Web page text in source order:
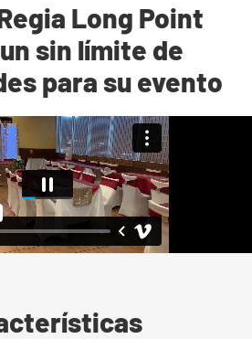
Long Point
sin límite de
para su evento